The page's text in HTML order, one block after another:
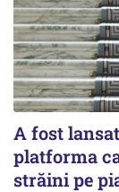
A fost
platforma
străini pe